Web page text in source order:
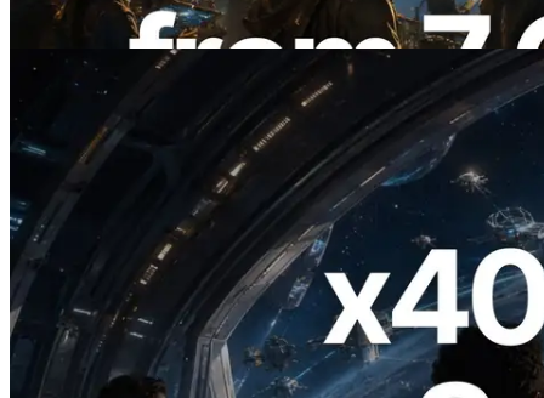
2026.07.04
ERPC lance un RPC Solana compatible